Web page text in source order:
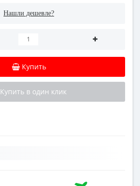
Нашли дешевле?
Купить
Купить в один клик